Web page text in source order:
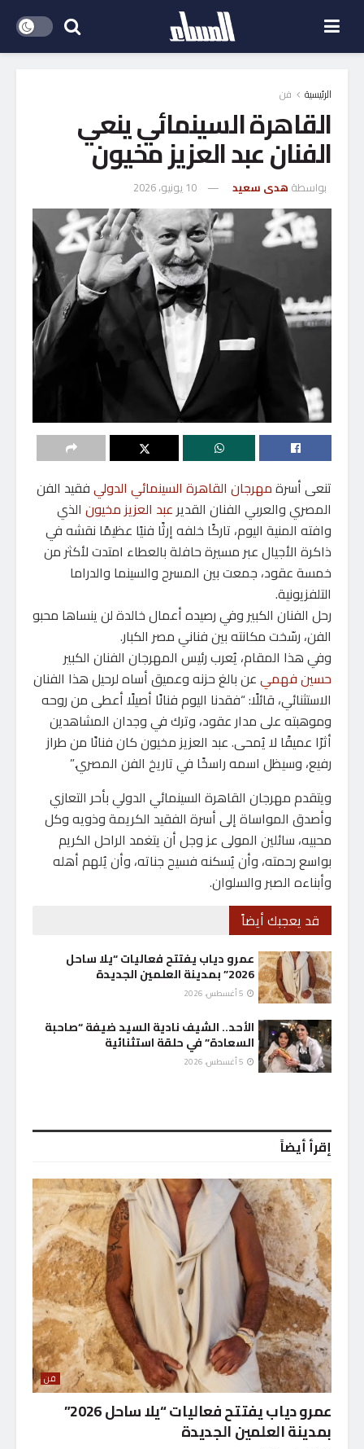
الرئيسية فن
القاهرة السينمائي ينعي
الفنان عبد العزيز مخيون
بواسطة هدى سعيد 10 يونيو، 2026
تنعى أسرةمهرجان القاهرة السينمائي الدوليفقيد الفن
المصري والعربي الفنان القدير عبد العزيز مخيون الذي
وافته المنية اليوم، تاركًا خلفه إرثًا فنيًا عظيمًا نقشه في
ذاكرة الأجيال عبر مسيرة حافلة بالعطاء امتدت لأكثر من
خمسة عقود، جمعت بين المسرح والسينما والدراما
التلفزيونية.
رحل الفنان الكبير وفي رصيده أعمال خالدة لن ينساها محبو
الفن، رسّخت مكانته بين فناني مصر الكبار.
وفي هذا المقام، يُعرب رئيس المهرجان الفنان الكبير
حسين فهميعن بالغ حزنه وعميق أساه لرحيل هذا الفنان
الاستثنائي، قائلًا: “فقدنا اليوم فنانًا أصيلًا أعطى من روحه
وموهبته على مدار عقود، وترك في وجدان المشاهدين
أثرًا عميقًا لا يُمحى. عبد العزيز مخيون كان فنانًا من طراز
رفيع، وسيظل اسمه راسخًا في تاريخ الفن المصري.”
ويتقدم مهرجان القاهرة السينمائي الدولي بأحر التعازي
وأصدق المواساة إلى أسرة الفقيد الكريمة وذويه وكل
محبيه، سائلين المولى عز وجل أن يتغمد الراحل الكريم
بواسع رحمته، وأن يُسكنه فسيح جناته، وأن يُلهم أهله
وأبناءه الصبر والسلوان.
قد يعجبك أيضاً
عمرو دياب يفتتح فعاليات “يلا ساحل
2026” بمدينة العلمين الجديدة
الأحد.. الشيف نادية السيد ضيفة “صاحبة
السعادة” في حلقة استثنائية
إقرأ أيضاً
فن
عمرو دياب يفتتح فعاليات “يلا ساحل 2026”
بمدينة العلمين الجديدة